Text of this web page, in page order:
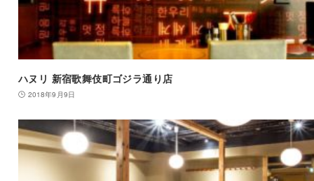
ハヌリ 新宿歌舞伎町ゴジラ通り店
2018年9月9日